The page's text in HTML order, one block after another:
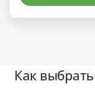
Как выбрать